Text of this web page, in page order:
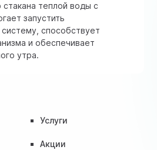
Услуги
Акции
теплой воды с
запустить
способствует
и обеспечивает
утра.